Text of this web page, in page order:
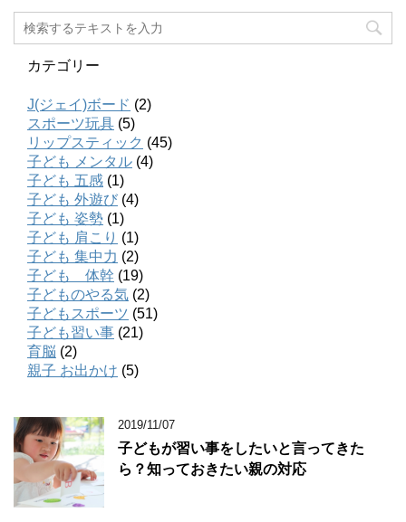
カテゴリー
J(ジェイ)ボード (2)
スポーツ玩具 (5)
リップスティック (45)
子ども メンタル (4)
子ども 五感 (1)
子ども 外遊び (4)
子ども 姿勢 (1)
子ども 肩こり (1)
子ども 集中力 (2)
子ども 体幹 (19)
子どものやる気 (2)
子どもスポーツ (51)
子ども習い事 (21)
育脳 (2)
親子 お出かけ (5)
2019/11/07
子どもが習い事をしたいと言ってきた
ら？知っておきたい親の対応